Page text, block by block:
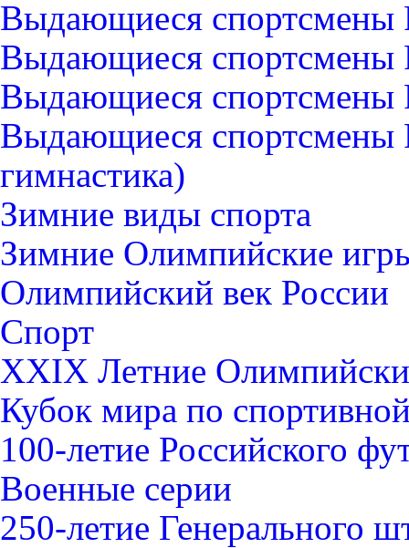
Выдающиеся
Выдающиеся спортсмены
Выдающиеся спортсмены
Выдающиеся спортсмены
гимнастика)
Зимние виды спорта
Зимние Олимпийские
Олимпийский век России
Спорт
XXIX Летние
Кубок мира по
100-летие Российского
Военные серии
250-летие Генерального